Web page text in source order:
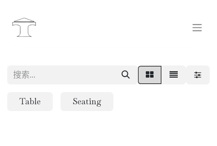
Table Seating